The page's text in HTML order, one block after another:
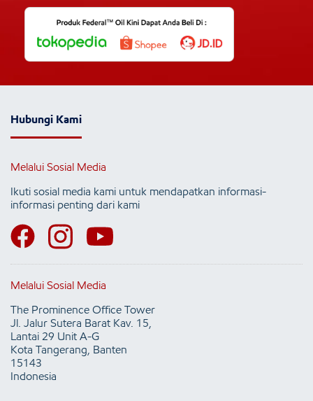
Hubungi Kami
Melalui Sosial Media
Ikuti sosial media kami untuk mendapatkan informasi-
informasi penting dari kami
Melalui Sosial Media
The Prominence Office Tower
Jl. Jalur Sutera Barat Kav. 15,
Lantai 29 Unit A-G
Kota Tangerang, Banten
15143
Indonesia